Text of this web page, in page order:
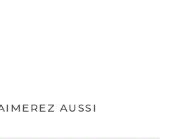
AUSSI